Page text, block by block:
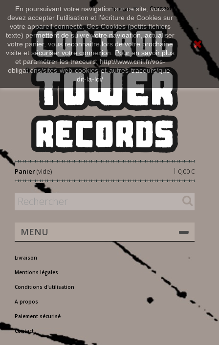
En poursuivant votre navigation sur ce site, vous
devez accepter l’utilisation et l'écriture de Cookies sur
votre appareil connecté. Ces Cookies (petits fichiers
texte) permettent de suivre votre navigation, actualiser
votre panier, vous reconnaitre lors de votre prochaine
visite et sécuriser votre connexion. Pour en savoir plus
et paramétrer les traceurs: http://www.cnil.fr/vos-
obligations/sites-web-cookies-et-autres-traceurs/que-
dit-la-loi/
Connexion
Français
Panier 0,00 €
|
(vide)
MENU
Livraison
Mentions légales
Conditions d'utilisation
A propos
Paiement sécurisé
Contact